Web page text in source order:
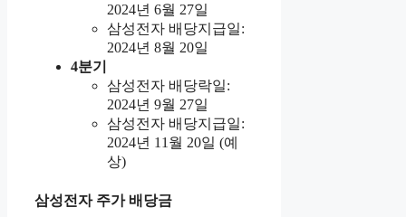
2024년 6월 27일
삼성전자 배당지급일:
2024년 8월 20일
4분기
삼성전자 배당락일:
2024년 9월 27일
삼성전자 배당지급일:
2024년 11월 20일 (예
상)
삼성전자 주가 배당금